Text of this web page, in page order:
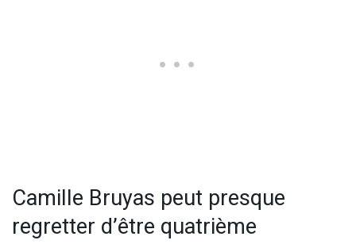
Camille Bruyas peut presque
regretter d’être quatrième